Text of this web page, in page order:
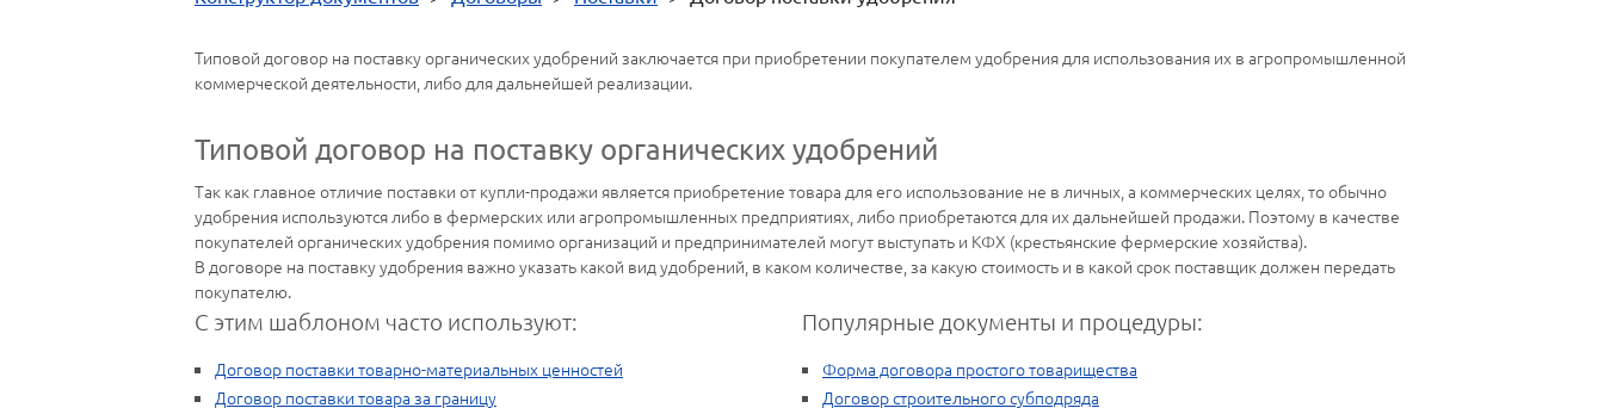
Типовой договор на поставку органических удобрений заключается при приобретении покупателем удобрения для использования их в агропромышленной
коммерческой деятельности, либо для дальнейшей реализации.
Типовой договор на поставку органических удобрений
Так как главное отличие поставки от купли-продажи является приобретение товара для его использование не в личных, а коммерческих целях, то обычно
удобрения используются либо в фермерских или агропромышленных предприятиях, либо приобретаются для их дальнейшей продажи. Поэтому в качестве
покупателей органических удобрения помимо организаций и предпринимателей могут выступать и КФХ (крестьянские фермерские хозяйства).
В договоре на поставку удобрения важно указать какой вид удобрений, в каком количестве, за какую стоимость и в какой срок поставщик должен передать
покупателю.
С этим шаблоном часто используют:
Договор поставки товарно-материальных ценностей
Договор поставки товара за границу
Популярные документы и процедуры:
Форма договора простого товарищества
Договор строительного субподряда